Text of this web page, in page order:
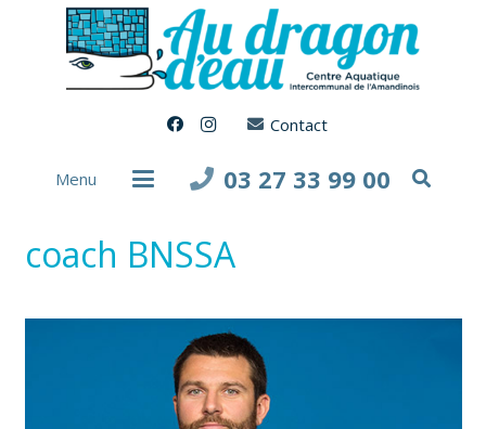
Contact
Menu 03 27 33 99 00
coach BNSSA